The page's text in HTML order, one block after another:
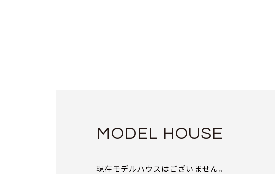
MODEL HOUSE
現在モデルハウスはございません。